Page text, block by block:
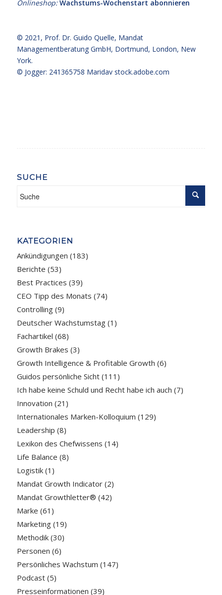
Onlineshop:Wachstums-Wochenstart abonnieren
© 2021, Prof. Dr. Guido Quelle, Mandat
Managementberatung GmbH, Dortmund, London, New
York.
© Jogger: 241365758 Maridav stock.adobe.com
SUCHE
KATEGORIEN
Ankündigungen (183)
Berichte (53)
Best Practices (39)
CEO Tipp des Monats (74)
Controlling(9)
Deutscher Wachstumstag(1)
Fachartikel (68)
Growth Brakes (3)
Growth Intelligence & Profitable Growth (6)
Guidos persönliche Sicht(111)
Ich habe keine Schuld und Recht habe ich auch (7)
Innovation (21)
Internationales Marken-Kolloquium (129)
Leadership (8)
Lexikon des Chefwissens (14)
Life Balance (8)
Logistik(1)
Mandat Growth Indicator(2)
Mandat Growthletter® (42)
Marke (61)
Marketing(19)
Methodik(30)
Personen (6)
Persönliches Wachstum (147)
Podcast(5)
Presseinformationen (39)